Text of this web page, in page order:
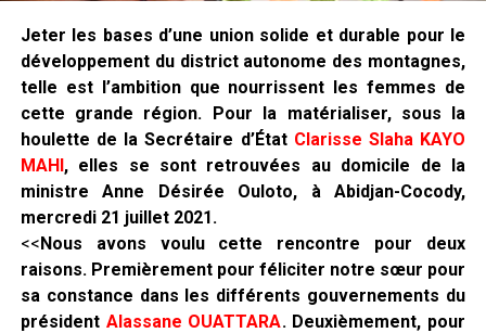
Jeter les bases d’une union solide et durable pour le
développement du district autonome des montagnes,
telle est l’ambition que nourrissent les femmes de
cette grande région. Pour la matérialiser, sous la
houlette de la Secrétaire d’État Clarisse Slaha KAYO
MAHI, elles se sont retrouvées au domicile de la
ministre Anne Désirée Ouloto, à Abidjan-Cocody,
mercredi 21 juillet 2021.
<<Nous avons voulu cette rencontre pour deux
raisons. Premièrement pour féliciter notre sœur pour
sa constance dans les différents gouvernements du
président Alassane OUATTARA. Deuxièmement, pour